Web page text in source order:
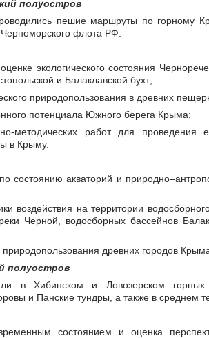
полуостров
пешие маршруты по горному
флота РФ.
экологического состояния
и Балаклавской бухт;
природопользования в древних
потенциала Южного берега Крыма;
методических работ для проведения
в Крыму.
состоянию акваторий и
воздействия на территории
Черной, водосборных бассейнов
природопользования древних городов
полуостров
в Хибинском и Ловозерском
и Панские тундры, а также в среднем
состоянием и оценка